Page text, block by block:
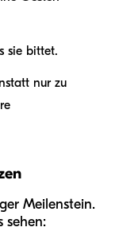
sie bittet.
nur zu
Meilenstein.
sehen: